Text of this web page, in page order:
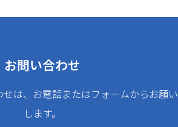
お問い合わせ
は、お電話またはフォームからお願い
します。